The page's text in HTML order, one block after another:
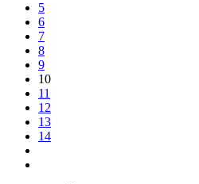
5
6
7
8
9
10
11
12
13
14